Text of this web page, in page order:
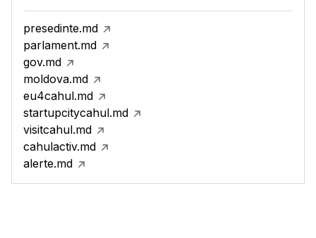
presedinte.md
parlament.md
gov.md
moldova.md
eu4cahul.md
startupcitycahul.md
visitcahul.md
cahulactiv.md
alerte.md